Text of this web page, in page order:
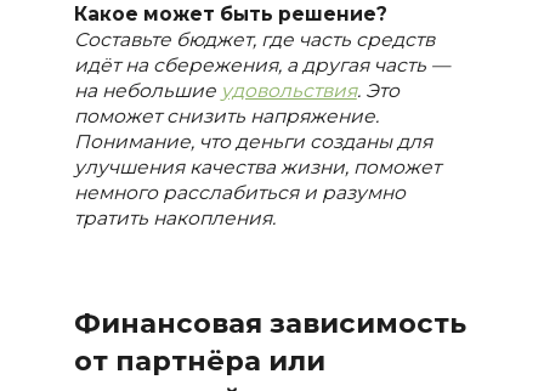
Какое может быть решение?
Составьте бюджет, где часть средств
идёт на сбережения, а другая часть —
на небольшие удовольствия. Это
поможет снизить напряжение.
Понимание, что деньги созданы для
улучшения качества жизни, поможет
немного расслабиться и разумно
тратить накопления.
Финансовая зависимость
от партнёра или